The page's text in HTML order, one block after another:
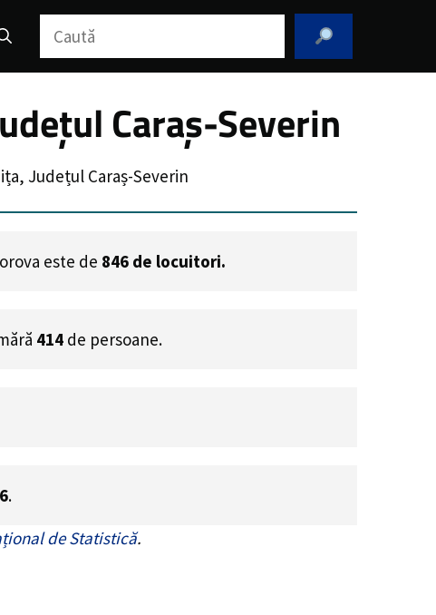
Caută
Caraș-Severin
Județul Caraș-Severin
este de 846 de locuitori.
414 de persoane.
.
de Statistică.